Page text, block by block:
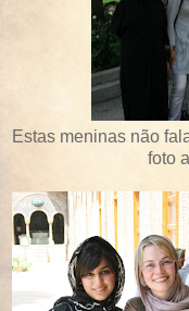
Estas meninas não
foto